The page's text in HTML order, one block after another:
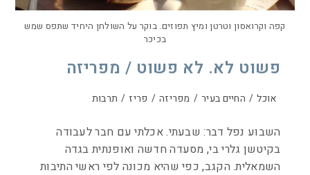
קפה וקרואסון וטרטן ומיץ תפוזים. בוקר על השולחן היחיד שתפס שמש
בכיכר
פשוט לא. לא פשוט / מפריזה
אוכל / החיים בעיר / מפריזה / פריז / תרבות
השבוע נפל דבר: שבעתי. אכלתי עם חבר לעבודה
בקיטשן גלרי בי, מסעדה חדשה ואופנתית בגדה
השמאלית. הקגב, כפי שהיא מכונה לפי ראשי התיבות